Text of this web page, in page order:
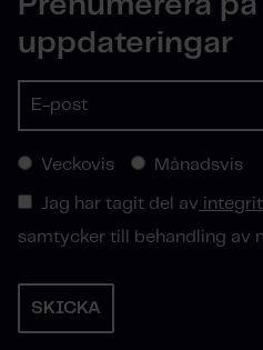
Prenumerera på
uppdateringar
Veckovis Månadsvis
Jag har tagit del av
samtycker till behandling av